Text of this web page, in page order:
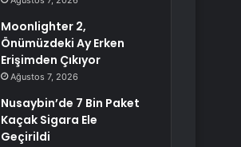
Moonlighter 2,
Önümüzdeki Ay Erken
Erişimden Çıkıyor
Ağustos 7, 2026
Nusaybin’de 7 Bin Paket
Kaçak Sigara Ele
Geçirildi